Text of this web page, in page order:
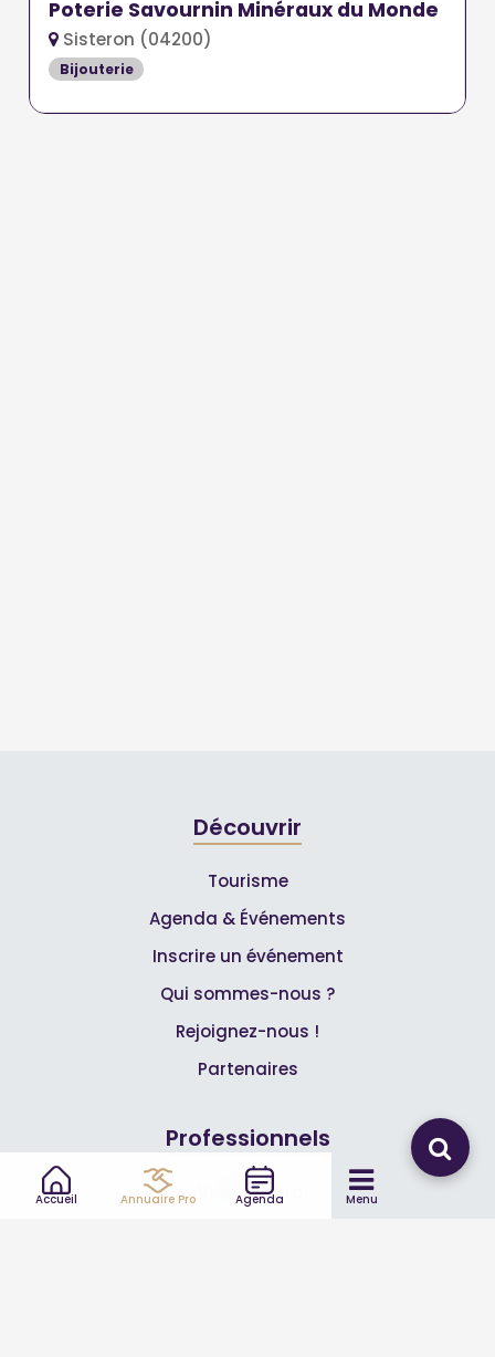
Accueil Annuaire Pro Agenda Menu
Poterie Savournin Minéraux du Monde
Sisteron (04200)
Bijouterie
Découvrir
Tourisme
Agenda & Événements
Inscrire un événement
Qui sommes-nous ?
Rejoignez-nous !
Partenaires
Professionnels
Annuaire pro